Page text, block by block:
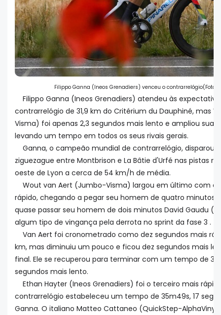
Filippo Ganna (Ineos Grenadiers) venceu o contrarrelógio(Foto:
Filippo Ganna (Ineos Grenadiers) atendeu às
contrarrelógio de 31,9 km do Critérium du Dauphiné, mas
Visma) foi apenas 2,3 segundos mais lento e ampliou sua
levando um tempo em todos os seus rivais gerais.
Ganna, o campeão mundial de contrarrelógio, disparou
ziguezague entre Montbrison e La Bâtie d'Urfé nas pistas
oeste de Lyon a cerca de 54 km/h de média.
Wout van Aert (Jumbo-Visma) largou em último com a
rápido, chegando a pegar seu homem de quatro minutos
quase passar seu homem de dois minutos David Gaudu
algum tipo de vingança pela derrota no sprint da fase 3 .
Van Aert foi cronometrado como dez segundos mais
km, mas diminuiu um pouco e ficou dez segundos mais
final. Ele se recuperou para terminar com um tempo de
segundos mais lento.
Ethan Hayter (Ineos Grenadiers) foi o terceiro mais
contrarrelógio estabeleceu um tempo de 35m49s, 17
Ganna. O italiano Matteo Cattaneo (QuickStep-